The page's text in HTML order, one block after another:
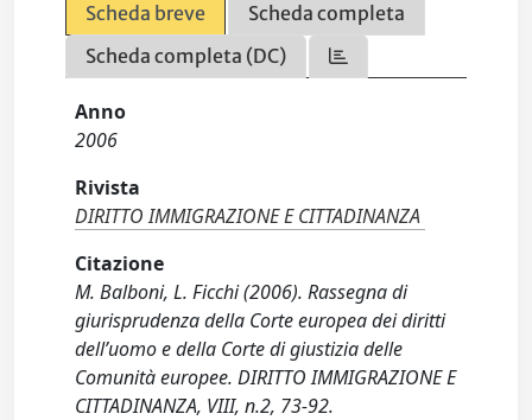
Scheda breve
Scheda completa
Scheda completa (DC)
Anno
2006
Rivista
DIRITTO IMMIGRAZIONE E CITTADINANZA
Citazione
M. Balboni, L. Ficchi (2006). Rassegna di
giurisprudenza della Corte europea dei diritti
dell’uomo e della Corte di giustizia delle
Comunità europee. DIRITTO IMMIGRAZIONE E
CITTADINANZA, VIII, n.2, 73-92.